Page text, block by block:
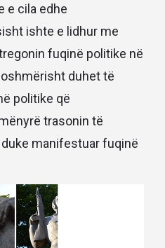
e cila edhe
ishte e lidhur me
fuqinë politike në
duhet të
politike që
trasonin të
manifestuar fuqinë